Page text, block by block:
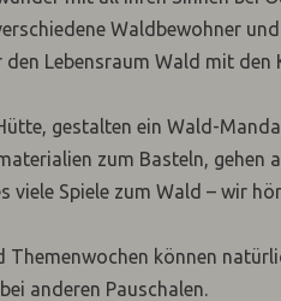
Waldbewohner
den Lebensraum Wald mit den
gestalten ein Wald-
zum Basteln, gehen
viele Spiele zum Wald – wir
können
anderen Pauschalen.